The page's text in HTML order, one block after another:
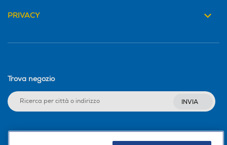
PRIVACY
Trova negozio
INVIA